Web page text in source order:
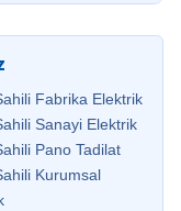
Fabrika Elektrik
Sanayi Elektrik
Pano Tadilat
Kurumsal